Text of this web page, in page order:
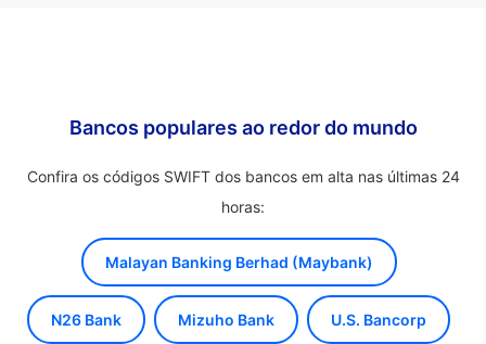
Bancos populares ao redor do mundo
Confira os códigos SWIFT dos bancos em alta nas últimas 24
horas:
Malayan Banking Berhad (Maybank)
N26 Bank Mizuho Bank U.S. Bancorp